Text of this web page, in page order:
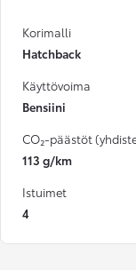
Korimalli
Hatchback
Käyttövoima
Bensiini
CO₂-päästöt
113 g/km
Istuimet
4